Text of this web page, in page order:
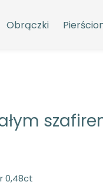
Obrączki
0,48ct